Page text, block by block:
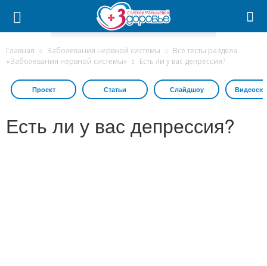
Главная Заболевания нервной системы
Все тесты раздела
«Заболевания нервной системы»
Есть ли у вас депрессия?
Проект Статьи Слайдшоу
Есть ли у вас депрессия?